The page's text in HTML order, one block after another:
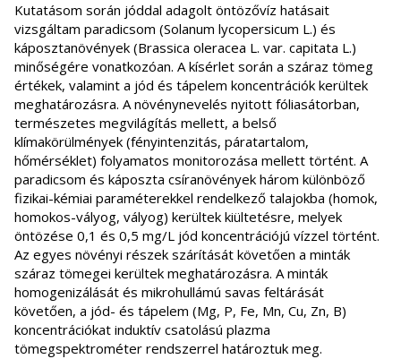
Kutatásom során jóddal adagolt öntözővíz hatásait
vizsgáltam paradicsom (Solanum lycopersicum L.) és
káposztanövények (Brassica oleracea L. var. capitata L.)
minőségére vonatkozóan. A kísérlet során a száraz tömeg
értékek, valamint a jód és tápelem koncentrációk kerültek
meghatározásra. A növénynevelés nyitott fóliasátorban,
természetes megvilágítás mellett, a belső
klímakörülmények (fényintenzitás, páratartalom,
hőmérséklet) folyamatos monitorozása mellett történt. A
paradicsom és káposzta csíranövények három különböző
fizikai-kémiai paraméterekkel rendelkező talajokba (homok,
homokos-vályog, vályog) kerültek kiültetésre, melyek
öntözése 0,1 és 0,5 mg/L jód koncentrációjú vízzel történt.
Az egyes növényi részek szárítását követően a minták
száraz tömegei kerültek meghatározásra. A minták
homogenizálását és mikrohullámú savas feltárását
követően, a jód- és tápelem (Mg, P, Fe, Mn, Cu, Zn, B)
koncentrációkat induktív csatolású plazma
tömegspektrométer rendszerrel határoztuk meg.